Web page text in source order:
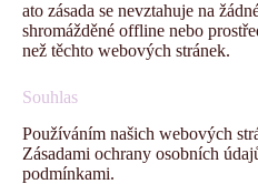
ato zásada se nevztahuje na
shromážděné offline nebo
než těchto webových stránek.
Souhlas
Používáním našich webových
Zásadami ochrany osobních
podmínkami.